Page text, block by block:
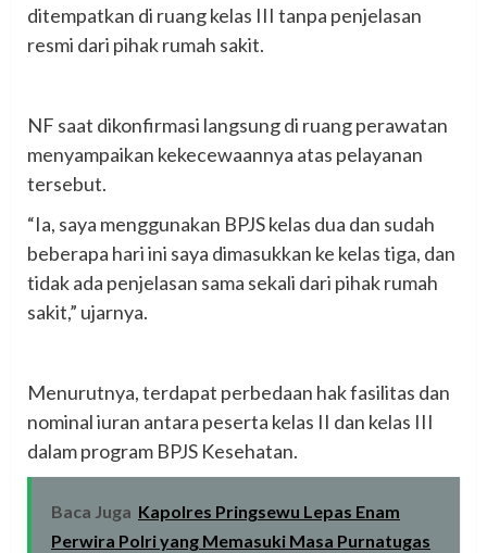
ditempatkan di ruang kelas III tanpa penjelasan
resmi dari pihak rumah sakit.
‎NF saat dikonfirmasi langsung di ruang perawatan
menyampaikan kekecewaannya atas pelayanan
tersebut.
‎“Ia, saya menggunakan BPJS kelas dua dan sudah
beberapa hari ini saya dimasukkan ke kelas tiga, dan
tidak ada penjelasan sama sekali dari pihak rumah
sakit,” ujarnya.
‎Menurutnya, terdapat perbedaan hak fasilitas dan
nominal iuran antara peserta kelas II dan kelas III
dalam program BPJS Kesehatan.
Baca Juga Kapolres Pringsewu Lepas Enam
Perwira Polri yang Memasuki Masa Purnatugas